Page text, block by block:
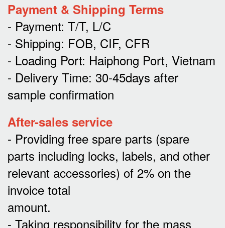
Payment & Shipping Terms
- Payment: T/T, L/C
- Shipping: FOB, CIF, CFR
- Loading Port: Haiphong Port, Vietnam
- Delivery Time: 30-45days after
sample confirmation
After-sales service
- Providing free spare parts (spare
parts including locks, labels, and other
relevant accessories) of 2% on the
invoice total
amount.
- Taking responsibility for the mass